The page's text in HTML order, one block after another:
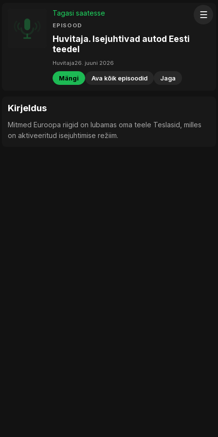
☰
Tagasi saatesse
EPISOOD
Huvitaja. Isejuhtivad autod Eesti
teedel
Huvitaja26. juuni 2026
Mängi Ava kõik episoodid Jaga
Kirjeldus
Mitmed Euroopa riigid on lubamas oma teele Teslasid, milles
on aktiveeritud isejuhtimise režiim.